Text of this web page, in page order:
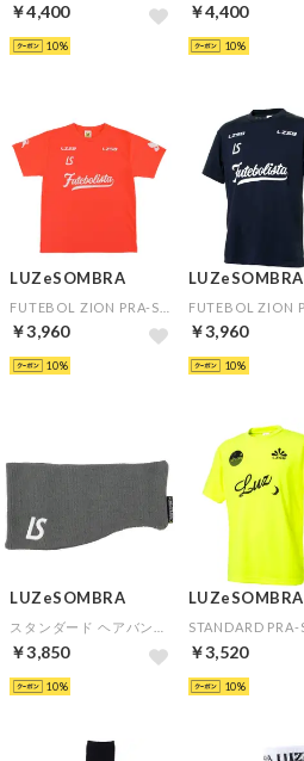
￥4,400
10
￥4,400
10
LUZeSOMBRA
￥3,960
10
LUZeSOMBRA
￥3,960
10
LUZeSOMBRA
￥3,850
10
LUZeSOMBRA
￥3,520
10